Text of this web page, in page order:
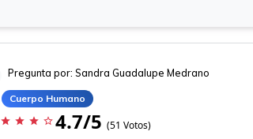
Pregunta por: Sandra Guadalupe Medrano
Cuerpo Humano
star star star star_border 4.7/5 (51 Votos)